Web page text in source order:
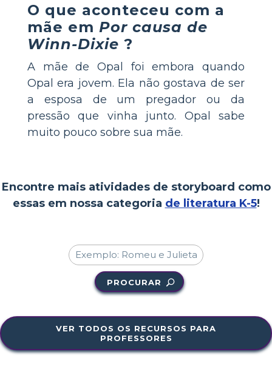
O que aconteceu com a
mãe em Por causa de
Winn-Dixie ?
A mãe de Opal foi embora quando
Opal era jovem. Ela não gostava de ser
a esposa de um pregador ou da
pressão que vinha junto. Opal sabe
muito pouco sobre sua mãe.
Encontre mais atividades de storyboard como
essas em nossa categoria de literatura K-5!
PROCURAR
VER TODOS OS RECURSOS PARA
PROFESSORES